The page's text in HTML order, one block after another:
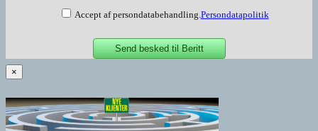
Accept af persondatabehandling. Persondatapolitik
×